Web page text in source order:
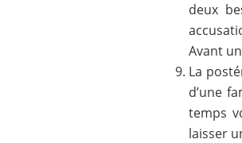
deux
Avant
La
d’une
temps
laisser